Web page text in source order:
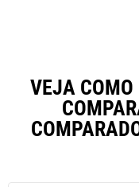
VEJA